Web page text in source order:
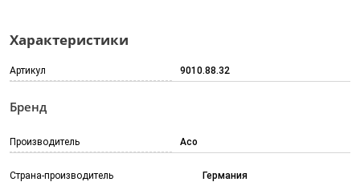
Характеристики
Артикул 9010.88.32
Бренд
Производитель Aco
Страна-производитель Германия